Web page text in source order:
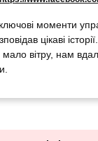
моменти
цікаві
вітру, нам